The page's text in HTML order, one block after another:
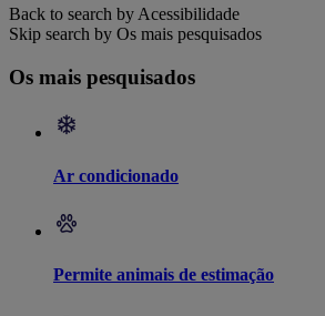
Back to search by Acessibilidade
Skip search by Os mais pesquisados
Os mais pesquisados
Ar condicionado
Permite animais de estimação